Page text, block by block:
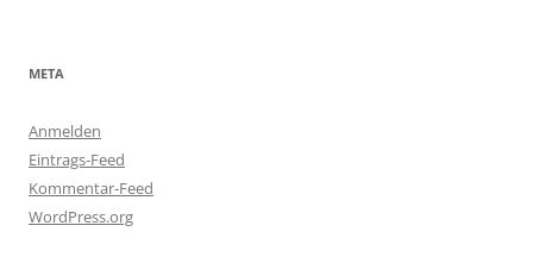
META
Anmelden
Eintrags-Feed
Kommentar-Feed
WordPress.org